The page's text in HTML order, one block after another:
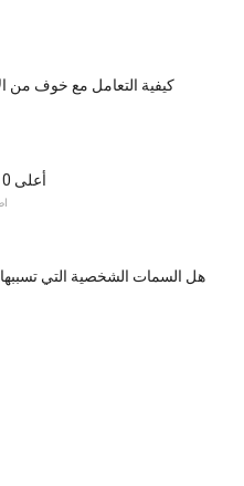
كيفية التعامل مع خوف من
أعلى 10 مصافحات سيئة
هل السمات الشخصية التي تسببها